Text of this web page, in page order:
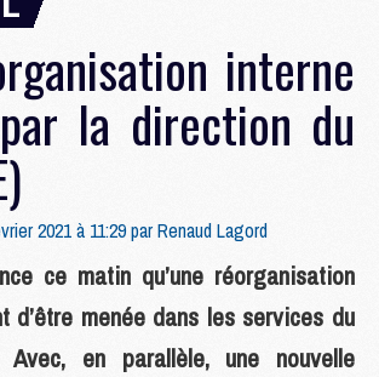
interne
la direction du
2021 à 11:29 parRenaud Lagord
ce matin qu’une réorganisation
d’être menée dans les services du
Avec, en parallèle, une nouvelle